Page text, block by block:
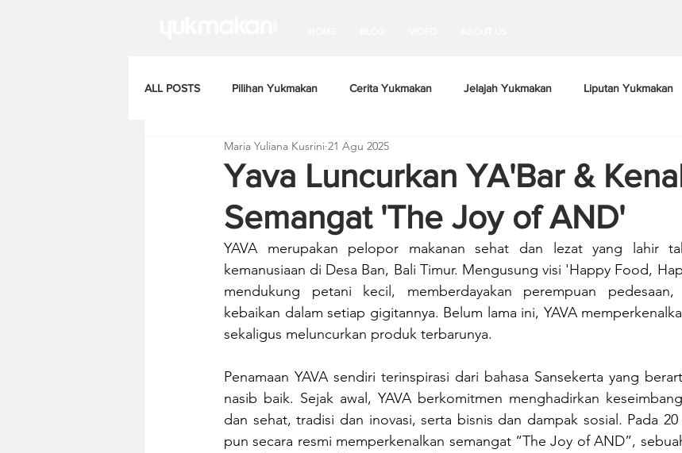
ALL POSTS Pilihan Yukmakan Cerita Yukmakan Jelajah Yukmakan Liputan Yukmakan
Yava Luncurkan YA'Bar &
Semangat 'The Joy of AND'
Maria Yuliana Kusrini 21 Agu 2025
YAVA merupakan pelopor makanan sehat dan lezat yang lahir
kemanusiaan di Desa Ban, Bali Timur. Mengusung visi 'Happy Food,
mendukung petani kecil, memberdayakan perempuan
kebaikan dalam setiap gigitannya. Belum lama ini, YAVA
sekaligus meluncurkan produk terbarunya.
Penamaan YAVA sendiri terinspirasi dari bahasa Sansekerta yang
nasib baik. Sejak awal, YAVA berkomitmen menghadirkan
dan sehat, tradisi dan inovasi, serta bisnis dan dampak sosial. Pada 20
pun secara resmi memperkenalkan semangat “The Joy of AND”,